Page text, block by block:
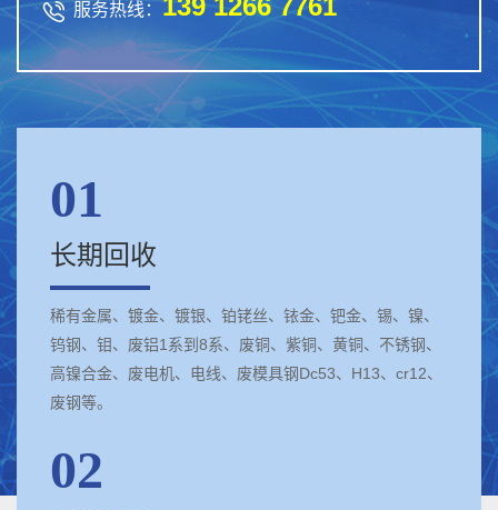
 服务热线：
01
长期回收
稀有金属、镀金、镀银、铂铑丝、铱金、钯金、锡、镍、
钨钢、钼、废铝1系到8系、废铜、紫铜、黄铜、不锈钢、
高镍合金、废电机、电线、废模具钢Dc53、H13、cr12、
废钢等。
02